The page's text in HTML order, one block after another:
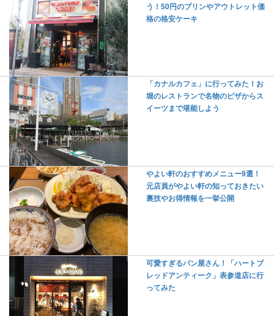
う！50円のプリンやアウトレット価
格の格安ケーキ
「カナルカフェ」に行ってみた！お
堀のレストランで名物のピザからス
イーツまで堪能しよう
やよい軒のおすすめメニュー9選！
元店員がやよい軒の知っておきたい
裏技やお得情報を一挙公開
可愛すぎるパン屋さん！「ハートブ
レッドアンティーク」表参道店に行
ってみた